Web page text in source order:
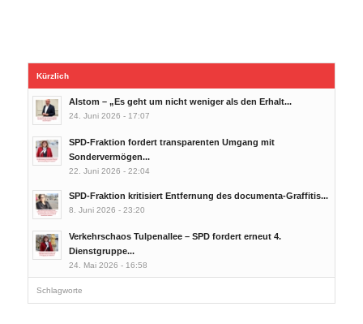
Kürzlich
Alstom – „Es geht um nicht weniger als den Erhalt...
24. Juni 2026 - 17:07
SPD-Fraktion fordert transparenten Umgang mit
Sondervermögen...
22. Juni 2026 - 22:04
SPD-Fraktion kritisiert Entfernung des documenta-Graffitis...
8. Juni 2026 - 23:20
Verkehrschaos Tulpenallee – SPD fordert erneut 4.
Dienstgruppe...
24. Mai 2026 - 16:58
Schlagworte